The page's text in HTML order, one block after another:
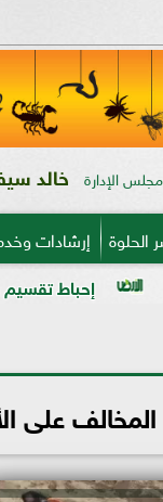
الإدارة خالد
الحلوة إرشادات
متر بالمراغة قبل تنفيذ المخالفة
على